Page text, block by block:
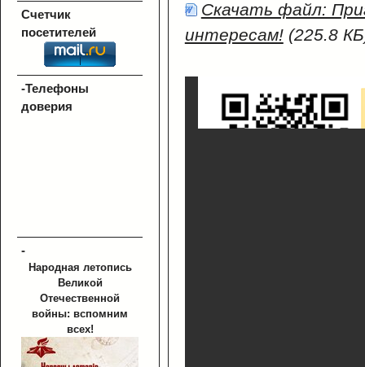
Счетчик
посетителей
-Телефоны
доверия
-
Народная летопись
Великой
Отечественной
войны: вспомним
всех!
Скачать файл:
интересам!(225.8